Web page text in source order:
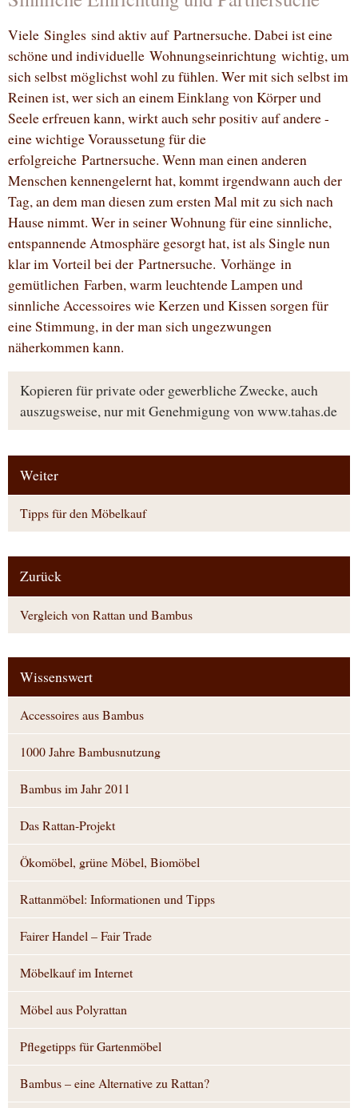
Viele Singles sind aktiv auf Partnersuche. Dabei ist eine
schöne und individuelle Wohnungseinrichtung wichtig, um
sich selbst möglichst wohl zu fühlen. Wer mit sich selbst im
Reinen ist, wer sich an einem Einklang von Körper und
Seele erfreuen kann, wirkt auch sehr positiv auf andere -
eine wichtige Voraussetung für die
erfolgreiche Partnersuche. Wenn man einen anderen
Menschen kennengelernt hat, kommt irgendwann auch der
Tag, an dem man diesen zum ersten Mal mit zu sich nach
Hause nimmt. Wer in seiner Wohnung für eine sinnliche,
entspannende Atmosphäre gesorgt hat, ist als Single nun
klar im Vorteil bei der Partnersuche. Vorhänge in
gemütlichen Farben, warm leuchtende Lampen und
sinnliche Accessoires wie Kerzen und Kissen sorgen für
eine Stimmung, in der man sich ungezwungen
näherkommen kann.
Kopieren für private oder gewerbliche Zwecke, auch
auszugsweise, nur mit Genehmigung von www.tahas.de
Weiter
Tipps für den Möbelkauf
Zurück
Vergleich von Rattan und Bambus
Wissenswert
Accessoires aus Bambus
1000 Jahre Bambusnutzung
Bambus im Jahr 2011
Das Rattan-Projekt
Ökomöbel, grüne Möbel, Biomöbel
Rattanmöbel: Informationen und Tipps
Fairer Handel – Fair Trade
Möbelkauf im Internet
Möbel aus Polyrattan
Pflegetipps für Gartenmöbel
Bambus – eine Alternative zu Rattan?